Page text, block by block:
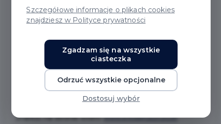
TEGOROCZNEJ LOTERII
Nagrody w Loterii PIT w Pruszczu Gdańskim zostały
rozlosowane! Udział w Loterii PIT wzięło 5 358
mieszkańców miasta Pruszcz Gdański. Wyniki
losowania, w postaci wylosowanych kodów, można
znaleźć na stronie loterii:www.pitwpruszczu.pl.
Szczegółowe informacje o plikach cookies
znajdziesz w Polityce prywatności
Zgadzam się na wszystkie
ciasteczka
Odrzuć wszystkie opcjonalne
Dostosuj wybór